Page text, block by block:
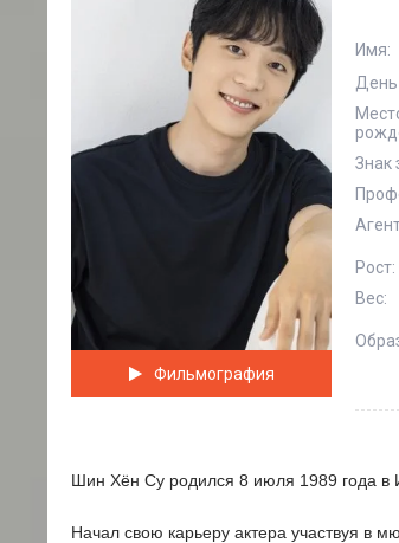
Фильмография
Имя:
Знак
Рост:
Вес:
Шин Хён Су родился 8 июля 1989 года в
Начал свою карьеру актера участвуя в